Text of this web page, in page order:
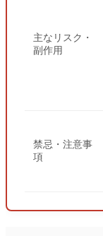
主なリスク・
副作用
禁忌・注意事
項